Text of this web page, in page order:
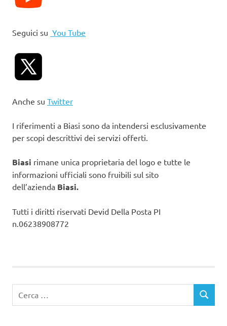
Seguici su You Tube
Anche su Twitter
I riferimenti a Biasi sono da intendersi esclusivamente
per scopi descrittivi dei servizi offerti.
Biasi rimane unica proprietaria del logo e tutte le
informazioni ufficiali sono fruibili sul sito
dell’azienda Biasi.
Tutti i diritti riservati Devid Della Posta PI
n.06238908772
per:
CERCA